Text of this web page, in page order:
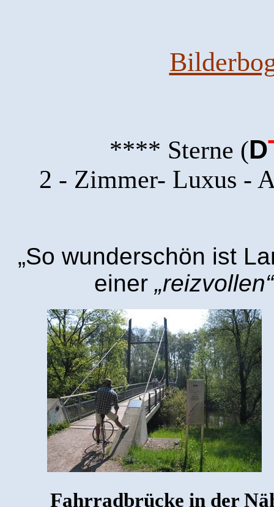
**** Sterne (D
2 - Zimmer- Luxus -
„So wunderschön ist
einer „reizvollen“
Fahrradbrücke in der